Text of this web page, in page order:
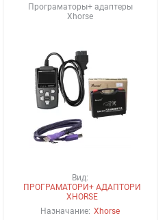
Програматоры+ адаптеры
Xhorse
Вид:
ПРОГРАМАТОРИ+ АДАПТОРИ
XHORSE
Назначание: Xhorse